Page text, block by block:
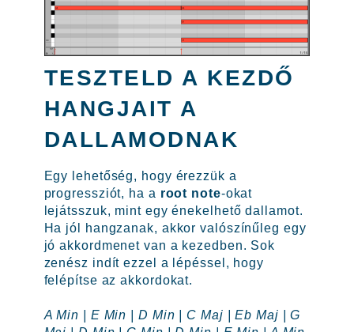
TESZTELD A KEZDŐ
HANGJAIT A
DALLAMODNAK
Egy lehetőség, hogy érezzük a
progressziót, ha a root note-okat
lejátsszuk, mint egy énekelhető dallamot.
Ha jól hangzanak, akkor valószínűleg egy
jó akkordmenet van a kezedben. Sok
zenész indít ezzel a lépéssel, hogy
felépítse az akkordokat.
A Min | E Min | D Min | C Maj | Eb Maj | G